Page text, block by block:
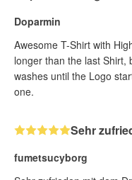
Doparmin
Awesome T-Shirt with
longer than the last Shirt,
washes until the Logo
one.
Sehr
fumetsucyborg